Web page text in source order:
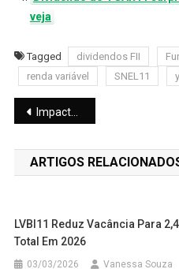
veja
Tagged dividendos FII
renda variável
SNEL11
Navegação
de
Post
Impacto no HIRE11: Inquilina que paga 19% do aluguel anuncia saída e liga alerta para investidores
ARTIGOS
LVBI11 Reduz Vacância Para
Total Em 2026
03/03/2026 Vanessa Souza